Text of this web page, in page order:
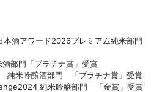
本酒アワード2026プレミアム純米部門
部門「プラチナ賞」受賞
純米吟醸酒部門 「プラチナ賞」受賞
純米吟醸部門 「金賞」受賞